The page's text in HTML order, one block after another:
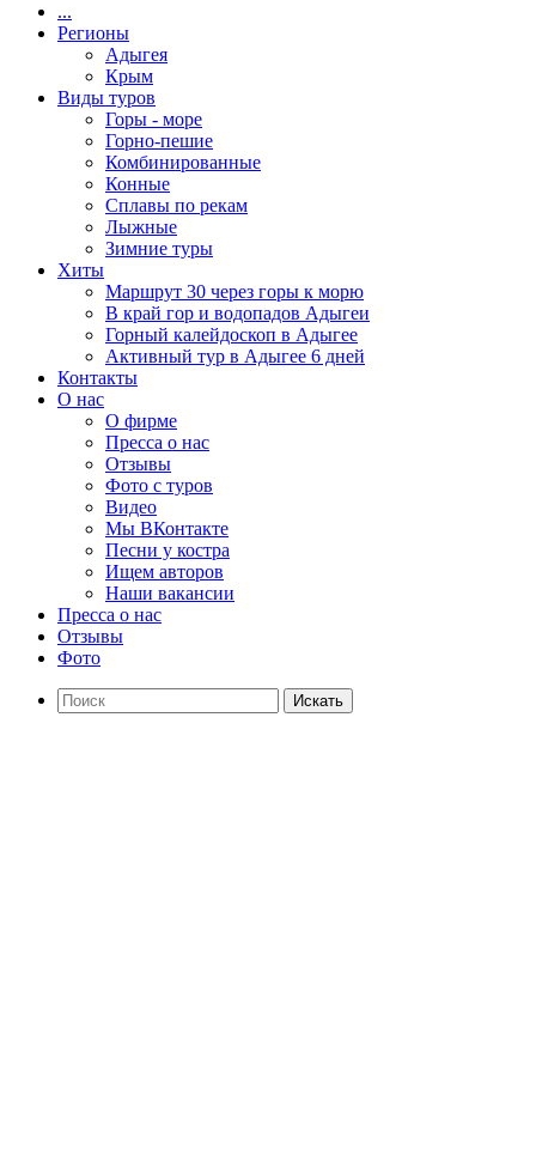
...
Регионы
Адыгея
Крым
Виды туров
Горы - море
Горно-пешие
Комбинированные
Конные
Сплавы по рекам
Лыжные
Зимние туры
Хиты
Маршрут 30 через горы к морю
В край гор и водопадов Адыгеи
Горный калейдоскоп в Адыгее
Активный тур в Адыгее 6 дней
Контакты
О нас
О фирме
Пресса о нас
Отзывы
Фото с туров
Видео
Мы ВКонтакте
Песни у костра
Ищем авторов
Наши вакансии
Пресса о нас
Отзывы
Фото
Искать